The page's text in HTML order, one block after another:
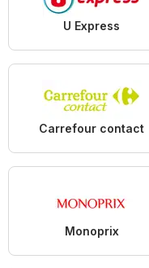
U Express
Carrefour contact
Monoprix